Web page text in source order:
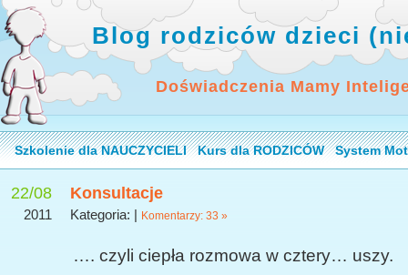
Blog rodziców dzieci
Doświadczenia Mamy
Szkolenie dla NAUCZYCIELI Kurs dla RODZICÓW System
22/08
2011
Konsultacje
Kategoria: | Komentarzy: 33 »
…. czyli ciepła rozmowa w cztery… uszy.